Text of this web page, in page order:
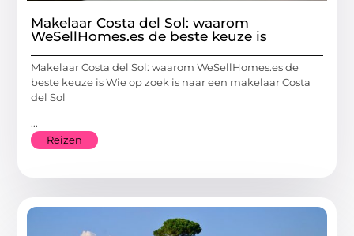
Makelaar Costa del Sol: waarom
WeSellHomes.es de beste keuze is
Makelaar Costa del Sol: waarom WeSellHomes.es de
beste keuze is Wie op zoek is naar een makelaar Costa
del Sol
...
Reizen